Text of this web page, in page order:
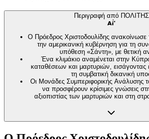
Περιγραφή από ΠΟΛΙΤΗΣ
Ο Πρόεδρος Χριστοδουλίδης ανακοίνωσε
την αμερικανική κυβέρνηση για τη
υπόθεση «Σάντη», με θετική
Ένα κλιμάκιο αναμένεται στην
καταθέσεων και μαρτυριών, εισάγοντας
τη συμβατική δικανική
Οι Μονάδες Συμπεριφορικής Ανάλυσης
να προσφέρουν κρίσιμες γνώσεις
αξιοπιστίας των μαρτυριών και στη